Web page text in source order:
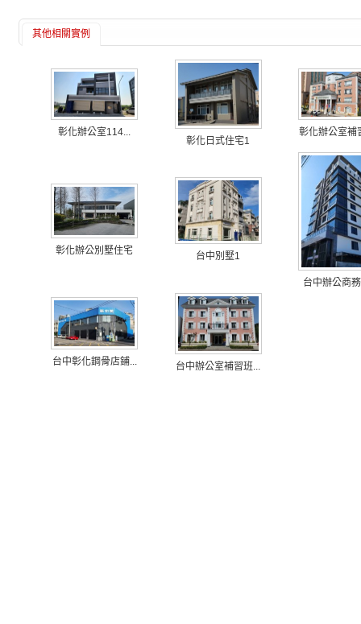
其他相關實例
彰化辦公室114...
彰化日式住宅1
彰化辦公室補
彰化辦公別墅住宅
台中別墅1
台中辦公商
台中彰化鋼骨店鋪... 台中辦公室補習班...